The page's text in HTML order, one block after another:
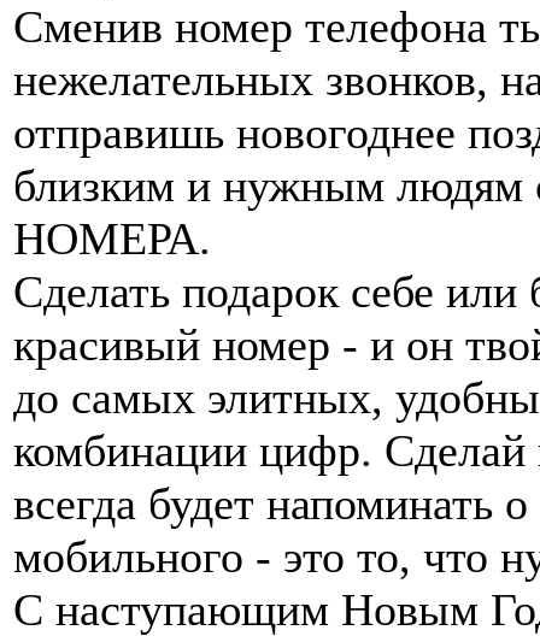
Сменив номер телефона
нежелательных звонков,
отправишь новогоднее
близким и нужным
НОМЕРА.
Сделать подарок себе
красивый номер - и он
до самых элитных,
комбинации цифр.
всегда будет напоминать
мобильного - это то, что
С наступающим Новым